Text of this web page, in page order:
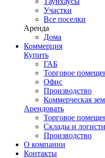
Участки
Все поселки
Аренда
Дома
Коммерция
Купить
ГАБ
Торговое
Офис
Производство
Коммерческая
Арендовать
Торговое
Склады и
Производство
О компании
Контакты